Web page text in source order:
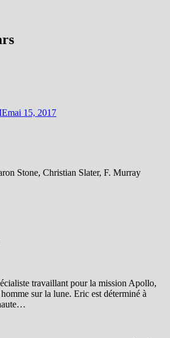
mai 15, 2017
Stone, Christian Slater, F. Murray
travaillant pour la mission Apollo,
sur la lune. Eric est déterminé à